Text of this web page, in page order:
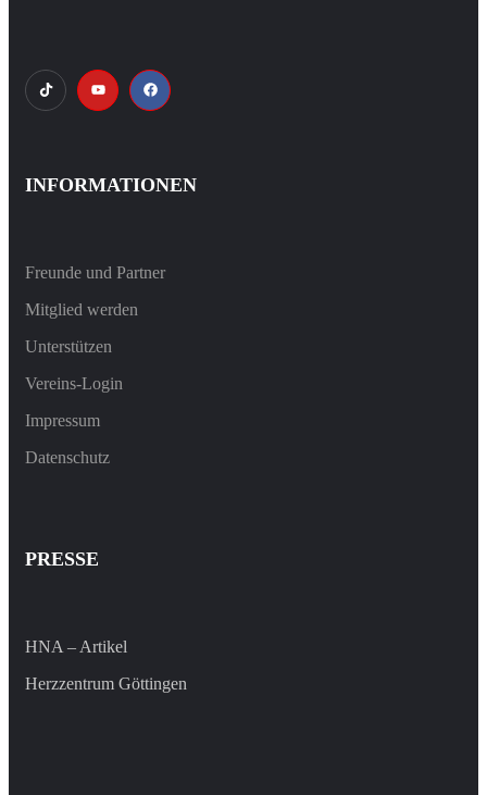
INFORMATIONEN
Freunde und Partner
Mitglied werden
Unterstützen
Vereins-Login
Impressum
Datenschutz
PRESSE
HNA – Artikel
Herzzentrum Göttingen